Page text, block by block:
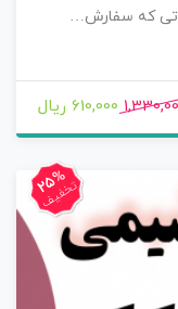
که سفارش…
610,000 ریال
25%
تخفیف